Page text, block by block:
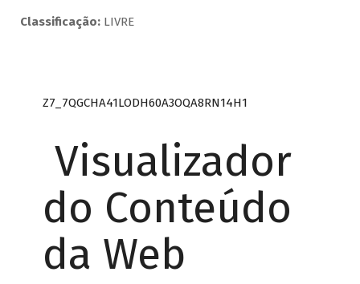
Classificação:LIVRE
Z7_7QGCHA41LODH60A3OQA8RN14H1
Visualizador
do Conteúdo
da Web